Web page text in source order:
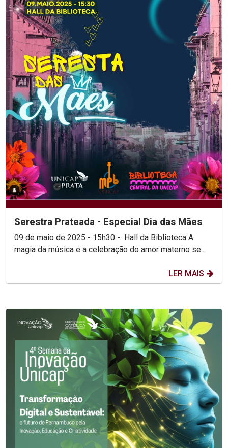
Serestra Prateada - Especial Dia das Mães
09 de maio de 2025 - 15h30 - Hall da Biblioteca A
magia da música e a celebração do amor materno se...
LER MAIS